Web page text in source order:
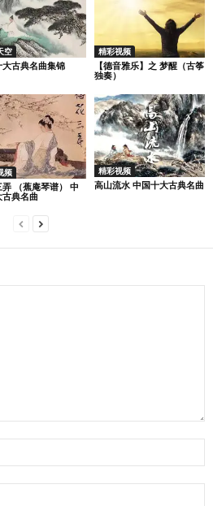
空
大古典名曲集锦
精彩视频
【德音雅乐】之 梦醒（古筝
独奏）
频
（蕉庵琴谱） 中
古典名曲
精彩视频
高山流水 中国十大古典名曲